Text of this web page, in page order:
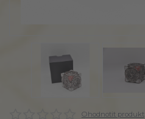
Ohodnotit produkt